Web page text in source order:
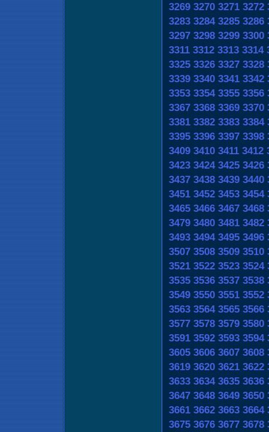
3269 3270 3271 3272
3283 3284 3285 3286
3297 3298 3299 3300
3311 3312 3313 3314
3325 3326 3327 3328
3339 3340 3341 3342
3353 3354 3355 3356
3367 3368 3369 3370
3381 3382 3383 3384
3395 3396 3397 3398
3409 3410 3411 3412
3423 3424 3425 3426
3437 3438 3439 3440
3451 3452 3453 3454
3465 3466 3467 3468
3479 3480 3481 3482
3493 3494 3495 3496
3507 3508 3509 3510
3521 3522 3523 3524
3535 3536 3537 3538
3549 3550 3551 3552
3563 3564 3565 3566
3577 3578 3579 3580
3591 3592 3593 3594
3605 3606 3607 3608
3619 3620 3621 3622
3633 3634 3635 3636
3647 3648 3649 3650
3661 3662 3663 3664
3675 3676 3677 3678